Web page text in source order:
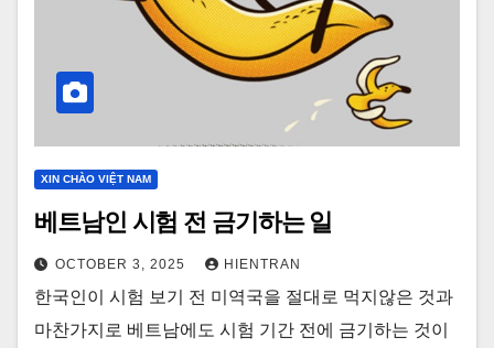
XIN CHÀO VIỆT NAM
베트남인 시험 전 금기하는 일
OCTOBER 3, 2025 HIENTRAN
한국인이 시험 보기 전 미역국을 절대로 먹지않은 것과
마찬가지로 베트남에도 시험 기간 전에 금기하는 것이